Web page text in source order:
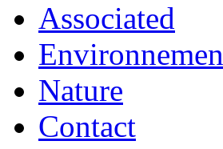
Associated
Nature
Contact